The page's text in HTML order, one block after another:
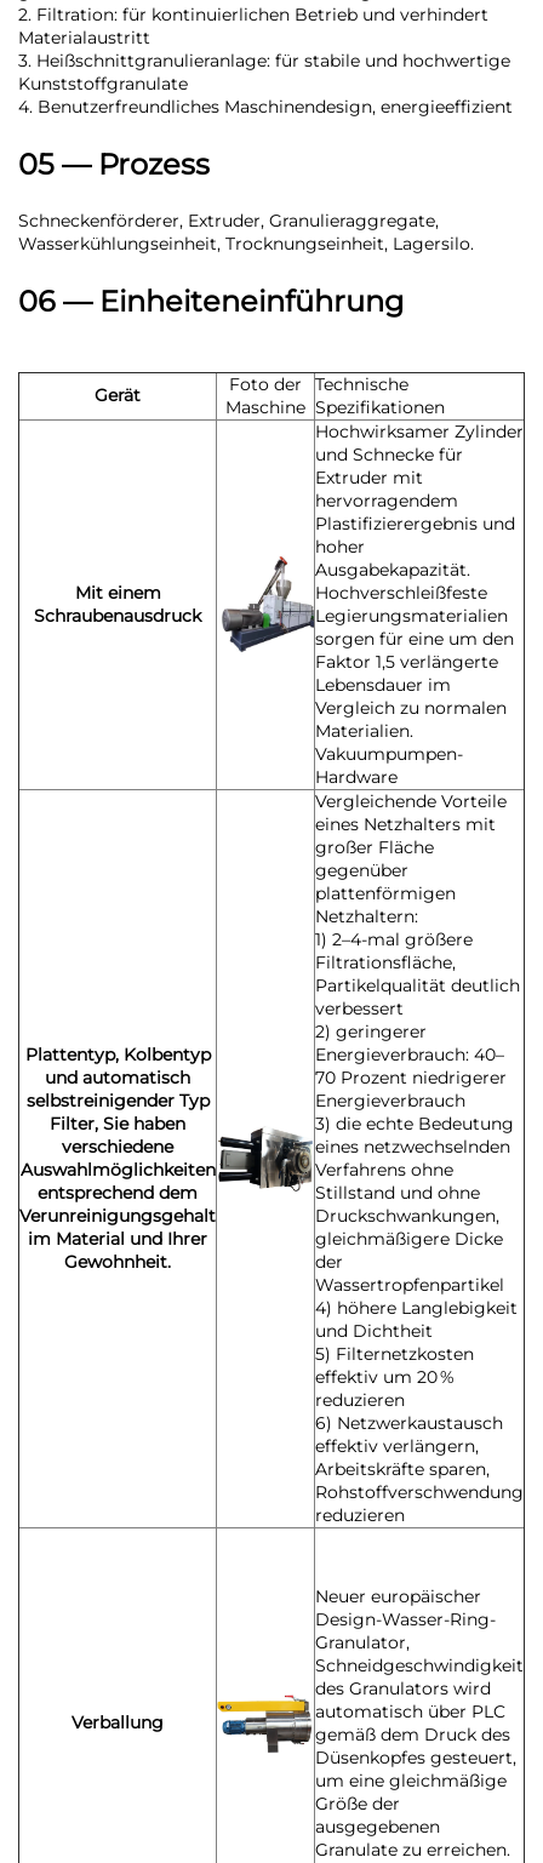
2. Filtration: für kontinuierlichen Betrieb und verhindert
Materialaustritt
3. Heißschnittgranulieranlage: für stabile und hochwertige
Kunststoffgranulate
4. Benutzerfreundliches Maschinendesign, energieeffizient
05 — Prozess
Schneckenförderer, Extruder, Granulieraggregate,
Wasserkühlungseinheit, Trocknungseinheit, Lagersilo.
06 — Einheiteneinführung
Gerät
Foto der
Maschine
Technische
Spezifikationen
Mit einem
Schraubenausdruck
Hochwirksamer Zylinder
und Schnecke für
Extruder mit
hervorragendem
Plastifizierergebnis und
hoher
Ausgabekapazität.
Hochverschleißfeste
Legierungsmaterialien
sorgen für eine um den
Faktor 1,5 verlängerte
Lebensdauer im
Vergleich zu normalen
Materialien.
Vakuumpumpen-
Hardware
Plattentyp, Kolbentyp
und automatisch
selbstreinigender Typ
Filter, Sie haben
verschiedene
Auswahlmöglichkeiten
entsprechend dem
Verunreinigungsgehalt
im Material und Ihrer
Gewohnheit.
Vergleichende Vorteile
eines Netzhalters mit
großer Fläche
gegenüber
plattenförmigen
Netzhaltern:
1) 2–4-mal größere
Filtrationsfläche,
Partikelqualität deutlich
verbessert
2) geringerer
Energieverbrauch: 40–
70 Prozent niedrigerer
Energieverbrauch
3) die echte Bedeutung
eines netzwechselnden
Verfahrens ohne
Stillstand und ohne
Druckschwankungen,
gleichmäßigere Dicke
der
Wassertropfenpartikel
4) höhere Langlebigkeit
und Dichtheit
5) Filternetzkosten
effektiv um 20 %
reduzieren
6) Netzwerkaustausch
effektiv verlängern,
Arbeitskräfte sparen,
Rohstoffverschwendung
reduzieren
Verballung
Neuer europäischer
Design-Wasser-Ring-
Granulator,
Schneidgeschwindigkeit
des Granulators wird
automatisch über PLC
gemäß dem Druck des
Düsenkopfes gesteuert,
um eine gleichmäßige
Größe der
ausgegebenen
Granulate zu erreichen.